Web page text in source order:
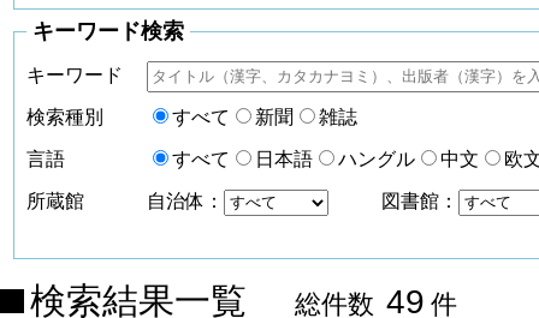
キーワード検索
キーワード
検索種別 すべて 新聞 雑誌
言語 すべて 日本語 ハングル 中文 欧
所蔵館 自治体： 図書館：
検索結果一覧 総件数 49 件